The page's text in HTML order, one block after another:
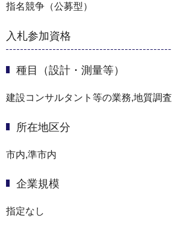
指名競争（公募型）
入札参加資格
種目（設計・測量等）
建設コンサルタント等の業務,地質調査
所在地区分
市内,準市内
企業規模
指定なし